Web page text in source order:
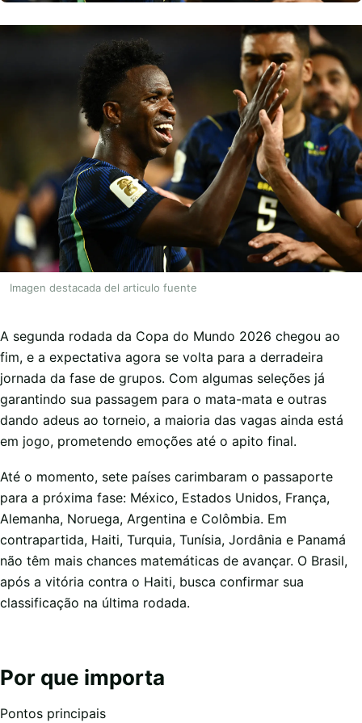
Imagen destacada del articulo fuente
A segunda rodada da Copa do Mundo 2026 chegou ao
fim, e a expectativa agora se volta para a derradeira
jornada da fase de grupos. Com algumas seleções já
garantindo sua passagem para o mata-mata e outras
dando adeus ao torneio, a maioria das vagas ainda está
em jogo, prometendo emoções até o apito final.
Até o momento, sete países carimbaram o passaporte
para a próxima fase: México, Estados Unidos, França,
Alemanha, Noruega, Argentina e Colômbia. Em
contrapartida, Haiti, Turquia, Tunísia, Jordânia e Panamá
não têm mais chances matemáticas de avançar. O Brasil,
após a vitória contra o Haiti, busca confirmar sua
classificação na última rodada.
Por que importa
Pontos principais